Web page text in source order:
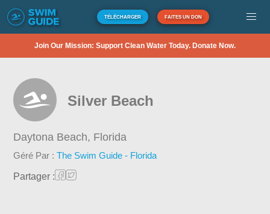
TÉLÉCHARGER FAITES UN DON
Join Our Mission: Support Clean Water Today. Donate Now.
Silver Beach
Daytona Beach, Florida
Géré Par :The Swim Guide - Florida
Partager :